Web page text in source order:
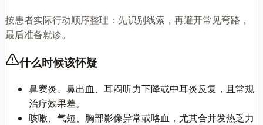
按患者实际行动顺序整理：先识别线索，再避开常见弯路，
最后准备就诊。
什么时候该怀疑
鼻窦炎、鼻出血、耳闷听力下降或中耳炎反复，且常规
治疗效果差。
咳嗽、气短、胸部影像异常或咯血，尤其合并发热乏力